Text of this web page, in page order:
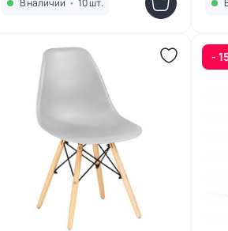
В наличии • 10 шт.
-